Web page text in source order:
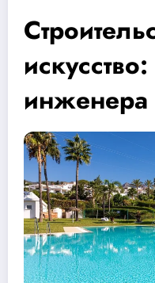
инженера